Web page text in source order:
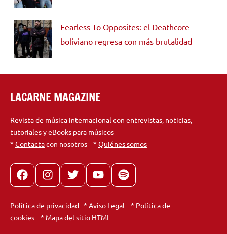
Fearless To Opposites: el Deathcore
boliviano regresa con más brutalidad
LACARNE MAGAZINE
Revista de música internacional con entrevistas, noticias,
tutoriales y eBooks para músicos
* Contactacon nosotros * Quiénes somos
FacebookInstagram
X youtubespotify
Política de privacidad * Aviso Legal * Política de
cookies * Mapa del sitio HTML